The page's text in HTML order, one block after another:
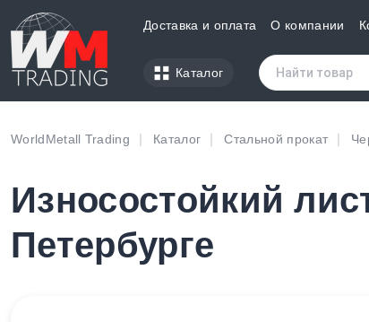
Доставка и оплата О компании
Каталог
WorldMetall Trading Каталог Стальной прокат
Износостойкий
Петербурге